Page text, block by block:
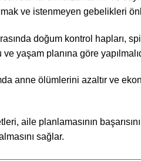
ve istenmeyen gebelikleri
doğum kontrol hapları,
yaşam planına göre
anne ölümlerini azaltır ve
aile planlamasının
sağlar.